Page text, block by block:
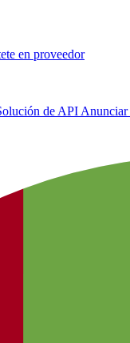
en proveedor
de API Anunciar